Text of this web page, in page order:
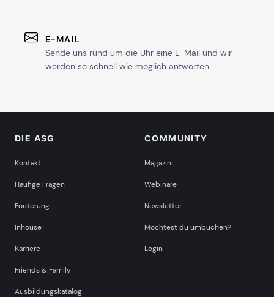
E-MAIL
Sende uns rund um die Uhr eine E-Mail und wir
werden so schnell wie möglich antworten.
DIE ASG
Kontakt
Häufige Fragen
Förderung
Inhouse
Karriere
Friends & Family
Ausbildungskatalog
COMMUNITY
Magazin
Webinare
Newsletter
Möchtest du umbuchen?
Login